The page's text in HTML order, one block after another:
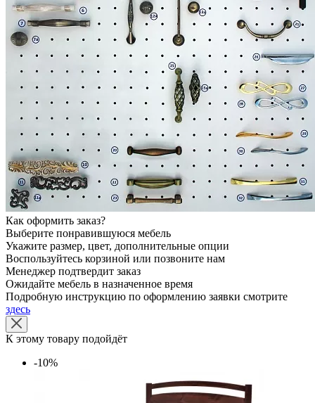
Как оформить заказ?
Выберите понравившуюся мебель
Укажите размер, цвет, дополнительные опции
Воспользуйтесь корзиной или позвоните нам
Менеджер подтвердит заказ
Ожидайте мебель в назначенное время
Подробную инструкцию по оформлению заявки смотрите
здесь
К этому товару подойдёт
-10%